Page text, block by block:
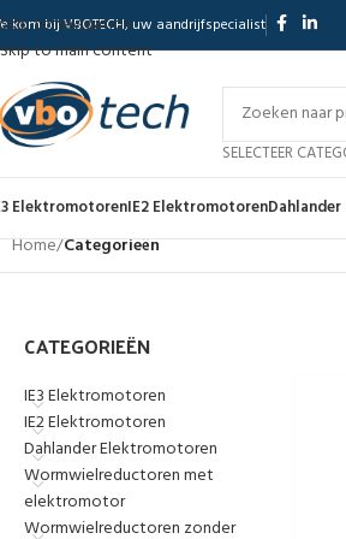
Skip to navigation
Skip to main content
bij VBOTECH, uw aandrijfspecialist
SELECTEER
ElektromotorenIE2 Elektromotoren
Home/Categorieën
CATEGORIEËN
IE3 Elektromotoren
IE2 Elektromotoren
Dahlander Elektromotoren
Wormwielreductoren met
elektromotor
Wormwielreductoren zonder